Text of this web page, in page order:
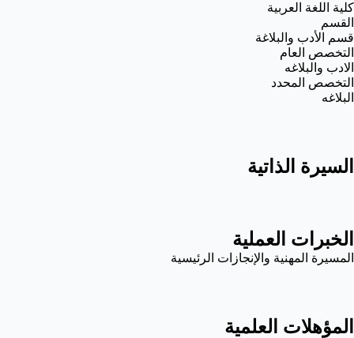
كلية اللغة العربية
القسم
قسم الأدب والبلاغة
التخصص العام
الادب والبلاغه
التخصص المحدد
البلاغه
السيرة الذاتية
الخبرات العملية
المسيرة المهنية والإنجازات الرئيسية
المؤهلات العلمية